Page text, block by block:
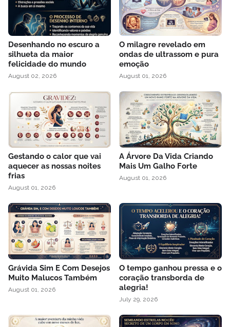
Desenhando no escuro a
silhueta da maior
felicidade do mundo
August 02, 2026
O milagre revelado em
ondas de ultrassom e pura
emoção
August 01, 2026
Gestando o calor que vai
aquecer as nossas noites
frias
August 01, 2026
A Árvore Da Vida Criando
Mais Um Galho Forte
August 01, 2026
Grávida Sim E Com Desejos
Muito Malucos Também
August 01, 2026
O tempo ganhou pressa e o
coração transborda de
alegria!
July 29, 2026